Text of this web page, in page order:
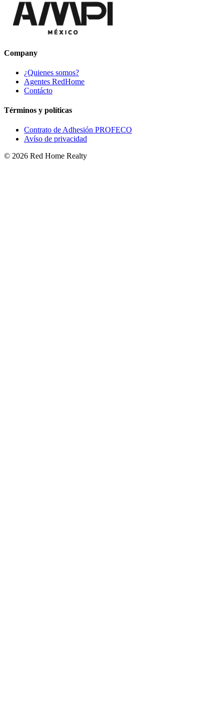
Company
¿Quienes somos?
Agentes RedHome
Contácto
Términos y políticas
Contrato de Adhesión PROFECO
Avíso de privacidad
© 2026 Red Home Realty